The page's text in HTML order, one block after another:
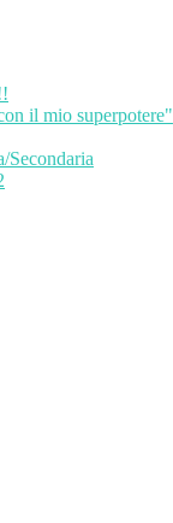
il mio superpotere"
Secondaria